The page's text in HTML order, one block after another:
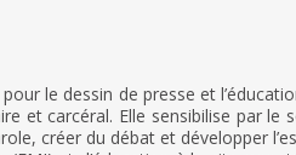
le dessin de presse et
et carcéral. Elle sensibilise par le
créer du débat et développer